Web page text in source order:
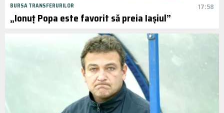
BURSA TRANSFERURILOR 17:58
„Ionuț Popa este favorit să preia Iașiul”